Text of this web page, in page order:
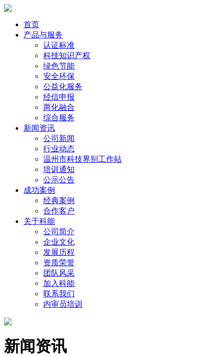
首页
产品与服务
认证标准
科技知识产权
绿色节能
安全环保
公益化服务
经信申报
两化融合
综合服务
新闻资讯
公司新闻
行业动态
温州市科技界别工作站
培训通知
公示公告
成功案例
经典案例
合作客户
关于科能
公司简介
企业文化
发展历程
资质荣誉
团队风采
加入科能
联系我们
内审员培训
新闻资讯